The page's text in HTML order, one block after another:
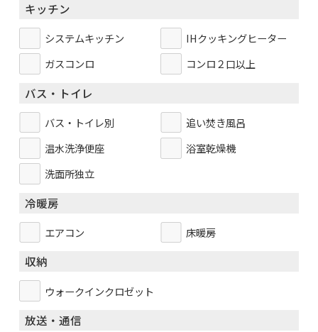
キッチン
システムキッチン
IHクッキングヒーター
ガスコンロ
コンロ２口以上
バス・トイレ
バス・トイレ別
追い焚き風呂
温水洗浄便座
浴室乾燥機
洗面所独立
冷暖房
エアコン 床暖房
収納
ウォークインクロゼット
放送・通信